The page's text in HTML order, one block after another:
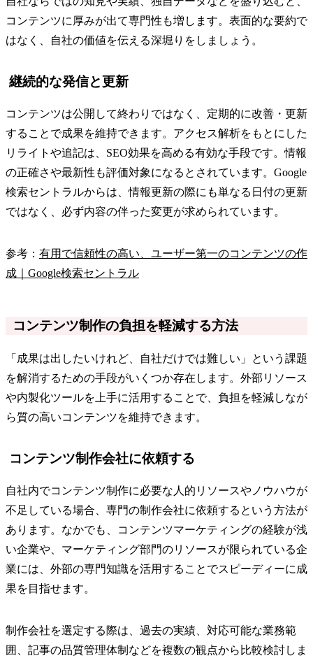
コンテンツに厚みが出て専門性も増します。表面的な要約で
はなく、自社の価値を伝える深堀りをしましょう。
継続的な発信と更新
コンテンツは公開して終わりではなく、定期的に改善・更新
することで成果を維持できます。アクセス解析をもとにした
リライトや追記は、SEO効果を高める有効な手段です。情報
の正確さや最新性も評価対象になるとされています。Google
検索セントラルからは、情報更新の際にも単なる日付の更新
ではなく、必ず内容の伴った変更が求められています。
参考： 有用で信頼性の高い、ユーザー第一のコンテンツの作
成｜Google検索セントラル
コンテンツ制作の負担を軽減する方法
「成果は出したいけれど、自社だけでは難しい」という課題
を解消するための手段がいくつか存在します。外部リソース
や内製化ツールを上手に活用することで、負担を軽減しなが
ら質の高いコンテンツを維持できます。
コンテンツ制作会社に依頼する
自社内でコンテンツ制作に必要な人的リソースやノウハウが
不足している場合、専門の制作会社に依頼するという方法が
あります。なかでも、コンテンツマーケティングの経験が浅
い企業や、マーケティング部門のリソースが限られている企
業には、外部の専門知識を活用することでスピーディーに成
果を目指せます。
制作会社を選定する際は、過去の実績、対応可能な業務範
囲、記事の品質管理体制などを複数の観点から比較検討しま